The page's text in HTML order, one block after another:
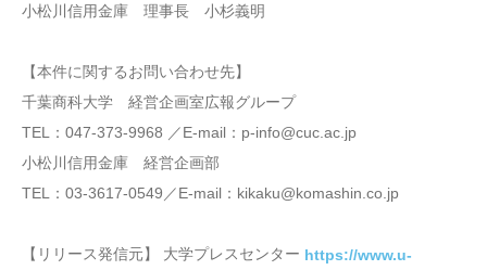
小松川信用金庫 理事長 小杉義明
【本件に関するお問い合わせ先】
千葉商科大学 経営企画室広報グループ
TEL：047-373-9968 ／E-mail：p-info@cuc.ac.jp
小松川信用金庫 経営企画部
TEL：03-3617-0549／E-mail：kikaku@komashin.co.jp
【リリース発信元】 大学プレスセンター https://www.u-